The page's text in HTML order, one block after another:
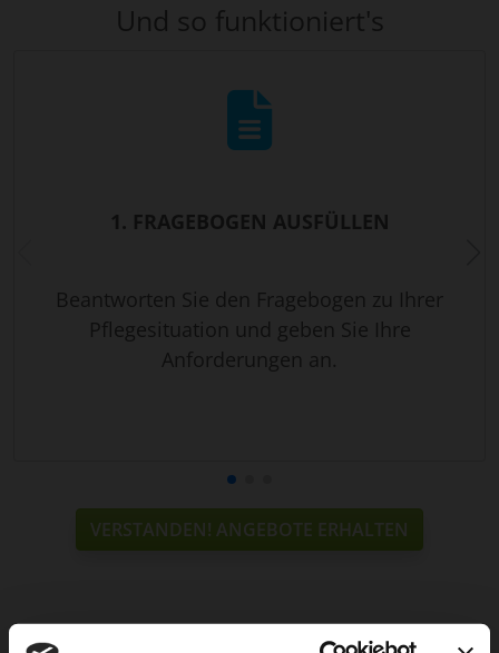
Und so funktioniert's
1. FRAGEBOGEN AUSFÜLLEN
Beantworten Sie den Fragebogen zu Ihrer
Pflegesituation und geben Sie Ihre
Anforderungen an.
VERSTANDEN! ANGEBOTE ERHALTEN